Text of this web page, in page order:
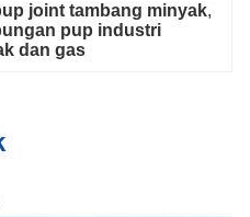
joint tambang minyak
pup industri
dan gas